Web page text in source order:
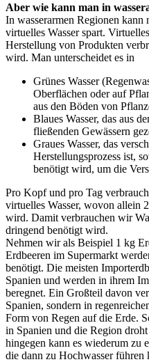
Aber wie kann man in
In wasserarmen Regionen kann
virtuelles Wasser spart.
Herstellung von Produkten
wird. Man unterscheidet es in
Grünes Wasser
Oberflächen oder auf
aus den Böden von
Blaues Wasser, das aus
fließenden Gewässern
Graues Wasser, das
Herstellungsprozess ist,
benötigt wird, um die
Pro Kopf und pro Tag
virtuelles Wasser, wovon allein
wird. Damit verbrauchen wir
dringend benötigt wird.
Nehmen wir als Beispiel 1 kg
Erdbeeren im Supermarkt
benötigt. Die meisten
Spanien und werden in ihrem
beregnet. Ein Großteil davon
Spanien, sondern in
Form von Regen auf die Erde.
in Spanien und die Region
hingegen kann es wiederum zu
die dann zu Hochwasser führen